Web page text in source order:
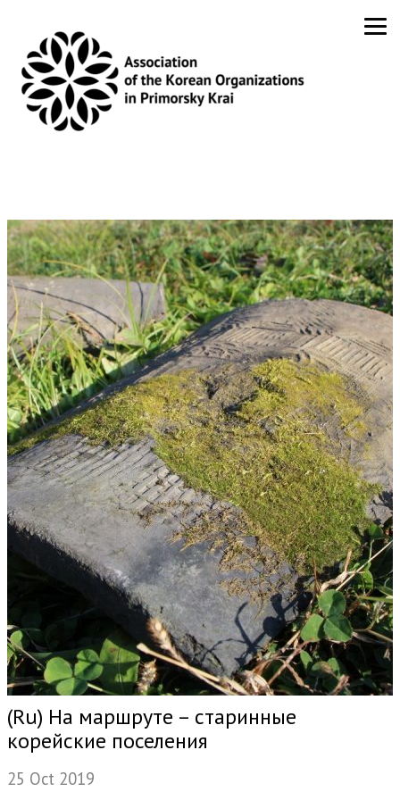
(Ru) На маршруте – старинные
корейские поселения
25 Oct 2019